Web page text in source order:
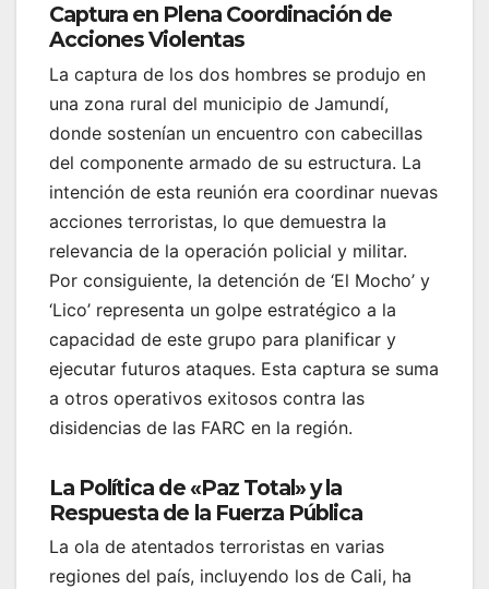
Captura en Plena Coordinación de
Acciones Violentas
La captura de los dos hombres se produjo en
una zona rural del municipio de Jamundí,
donde sostenían un encuentro con cabecillas
del componente armado de su estructura. La
intención de esta reunión era coordinar nuevas
acciones terroristas, lo que demuestra la
relevancia de la operación policial y militar.
Por consiguiente, la detención de ‘El Mocho’ y
‘Lico’ representa un golpe estratégico a la
capacidad de este grupo para planificar y
ejecutar futuros ataques. Esta captura se suma
a otros operativos exitosos contra las
disidencias de las FARC en la región.
La Política de «Paz Total» y la
Respuesta de la Fuerza Pública
La ola de atentados terroristas en varias
regiones del país, incluyendo los de Cali, ha